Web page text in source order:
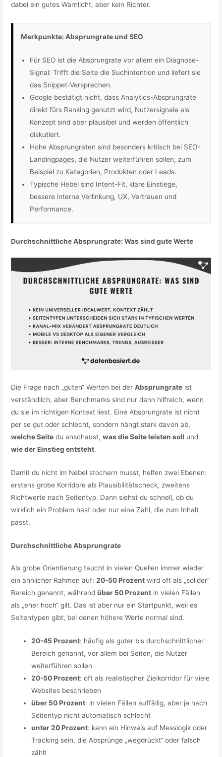
dabei ein gutes Warnlicht, aber kein Richter.
Merkpunkte: Absprungrate und SEO
Für SEO ist die Absprungrate vor allem ein Diagnose-
Signal: Trifft die Seite die Suchintention und liefert sie
das Snippet-Versprechen.
Google bestätigt nicht, dass Analytics-Absprungrate
direkt fürs Ranking genutzt wird, Nutzersignale als
Konzept sind aber plausibel und werden öffentlich
diskutiert.
Hohe Absprungraten sind besonders kritisch bei SEO-
Landingpages, die Nutzer weiterführen sollen, zum
Beispiel zu Kategorien, Produkten oder Leads.
Typische Hebel sind Intent-Fit, klare Einstiege,
bessere interne Verlinkung, UX, Vertrauen und
Performance.
Durchschnittliche Absprungrate: Was sind gute Werte
Die Frage nach „guten“ Werten bei derAbsprungrate ist
verständlich, aber Benchmarks sind nur dann hilfreich, wenn
du sie im richtigen Kontext liest. Eine Absprungrate ist nicht
per se gut oder schlecht, sondern hängt stark davon ab,
welche Seite du anschaust,was die Seite leisten soll und
wie der Einstieg entsteht.
Damit du nicht im Nebel stochern musst, helfen zwei Ebenen:
erstens grobe Korridore als Plausibilitätscheck, zweitens
Richtwerte nach Seitentyp. Dann siehst du schnell, ob du
wirklich ein Problem hast oder nur eine Zahl, die zum Inhalt
passt.
Durchschnittliche Absprungrate
Als grobe Orientierung taucht in vielen Quellen immer wieder
ein ähnlicher Rahmen auf:20-50 Prozent wird oft als „solider“
Bereich genannt, währendüber 50 Prozent in vielen Fällen
als „eher hoch“ gilt. Das ist aber nur ein Startpunkt, weil es
Seitentypen gibt, bei denen höhere Werte normal sind.
20-45 Prozent: häufig als guter bis durchschnittlicher
Bereich genannt, vor allem bei Seiten, die Nutzer
weiterführen sollen
20-50 Prozent: oft als realistischer Zielkorridor für viele
Websites beschrieben
über 50 Prozent: in vielen Fällen auffällig, aber je nach
Seitentyp nicht automatisch schlecht
unter 20 Prozent: kann ein Hinweis auf Messlogik oder
Tracking sein, die Absprünge „wegdrückt“ oder falsch
zählt